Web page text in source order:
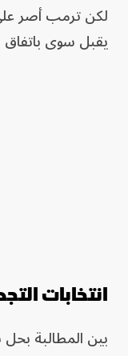
لكن ترمب أصر
يقبل سوى
انتخابات
بين المطالبة